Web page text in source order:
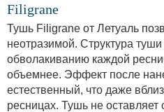
Filigrane
Тушь Filigrane от Летуаль
неотразимой. Структура туши
обволакиванию каждой
объемнее. Эффект после
естественный, что даже
ресницах. Тушь не